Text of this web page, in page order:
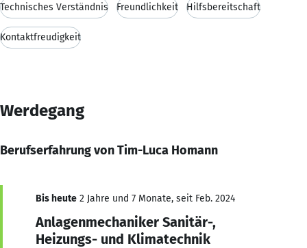
Technisches Verständnis Freundlichkeit Hilfsbereitschaft
Kontaktfreudigkeit
Werdegang
Berufserfahrung von Tim-Luca Homann
Bis heute 2 Jahre und 7 Monate, seit Feb. 2024
Anlagenmechaniker Sanitär-,
Heizungs- und Klimatechnik